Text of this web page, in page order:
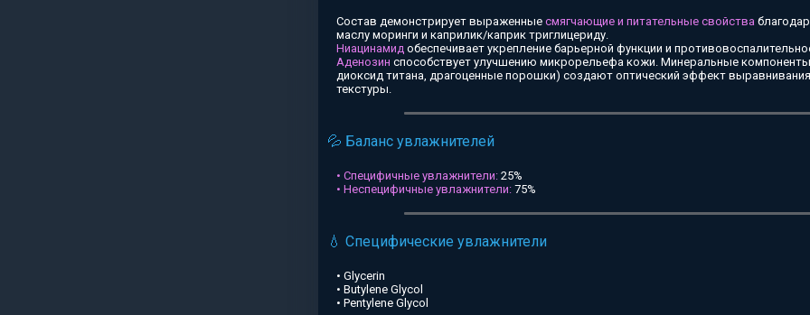
Состав демонстрирует выраженные смягчающие и питательные свойства
маслу моринги и каприлик/каприк триглицериду.
Ниацинамид обеспечивает укрепление барьерной функции и
Аденозин способствует улучшению микрорельефа кожи. Минеральные
диоксид титана, драгоценные порошки) создают оптический эффект
текстуры.
💦 Баланс увлажнителей
• Специфичные увлажнители: 25%
• Неспецифичные увлажнители: 75%
💧 Специфические увлажнители
• Glycerin
• Butylene Glycol
• Pentylene Glycol